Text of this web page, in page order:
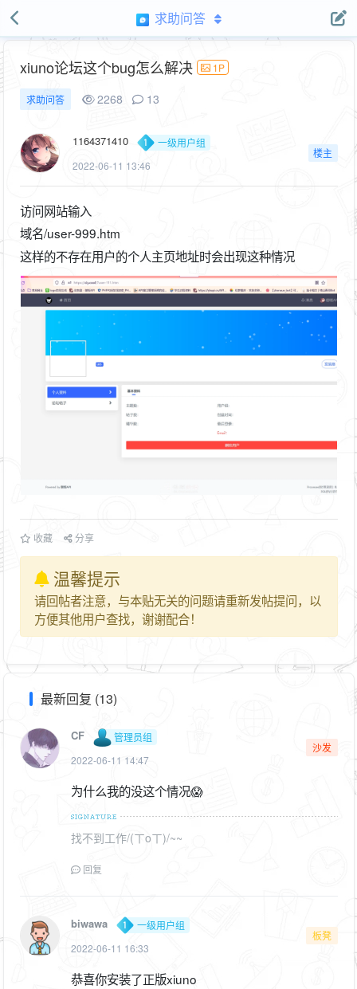
求助问答
xiuno论坛这个bug怎么解决 1P
求助问答 2268 13
1164371410
一级用户组
2022-06-11 13:46
楼主
访问网站输入
域名/user-999.htm
这样的不存在用户的个人主页地址时会出现这种情况
收藏 分享
温馨提示
请回帖者注意，与本贴无关的问题请重新发帖提问，以
方便其他用户查找，谢谢配合！
最新回复 (13)
CF
管理员组
2022-06-11 14:47
沙发
为什么我的没这个情况😱
找不到工作/(ㄒoㄒ)/~~
回复
biwawa
一级用户组
2022-06-11 16:33
板凳
恭喜你安装了正版xiuno